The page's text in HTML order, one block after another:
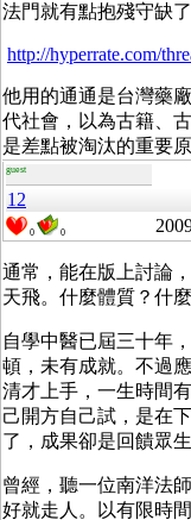
法門就有點抱殘守缺
http://hyperrate.com/
他用的通通是台灣藥
代社會，以為古籍、
是差點被淘汰的重要原
guest
12
0 0
通常，能在版上討論
天飛。什麼體質？什
自學中醫已屆三十年
頓，未有成就。不過
清才上手，一生時間
己開方自己試，是在
了，成果卻是回饋眾
曾經，聽一位南洋法
好就走人。以有限時